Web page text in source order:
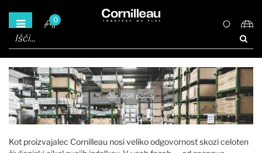
0
Kot proizvajalec Cornilleau nosi veliko odgovornost skozi celoten